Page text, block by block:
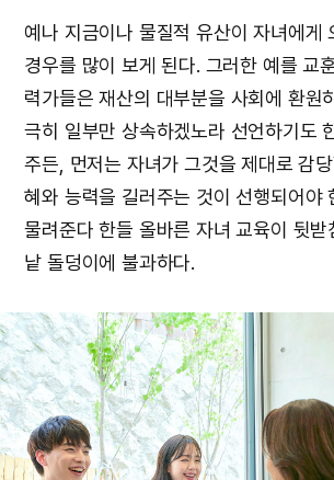
예나 지금이나 물질적 유산이 자녀에게
경우를 많이 보게 된다. 그러한 예를 교
력가들은 재산의 대부분을 사회에 환원
극히 일부만 상속하겠노라 선언하기도
주든, 먼저는 자녀가 그것을 제대로 감
혜와 능력을 길러주는 것이 선행되어야
물려준다 한들 올바른 자녀 교육이 뒷
낱 돌덩이에 불과하다.